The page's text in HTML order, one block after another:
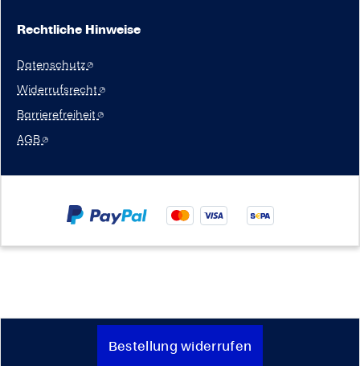
Rechtliche Hinweise
Datenschutz
Widerrufsrecht
Barrierefreiheit
AGB
Bestellung widerrufen